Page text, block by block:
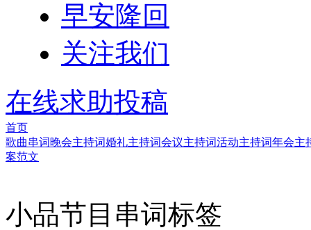
早安隆回
关注我们
在线求助投稿
首页
歌曲串词晚会主持词婚礼主持词会议主持词活动主持词年会主
案范文
小品节目串词标签